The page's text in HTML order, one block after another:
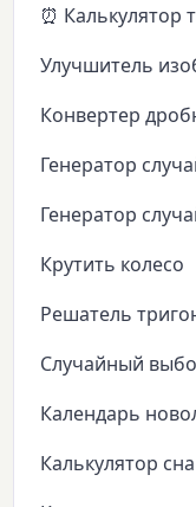
⏰ Калькулятор
Улучшитель
Конвертер
Генератор
Генератор
Крутить колесо
Решатель
Случайный
Календарь
Калькулятор сна